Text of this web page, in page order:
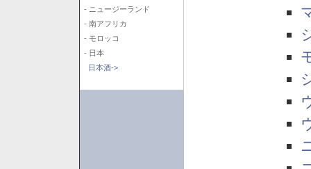
- ニュージーランド
- 南アフリカ
- モロッコ
- 日本
日本酒->